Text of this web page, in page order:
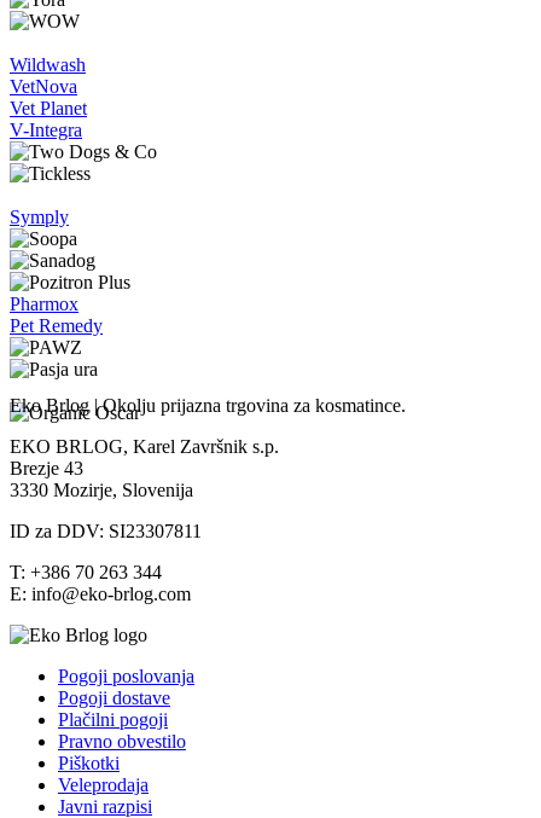
Wildwash
VetNova
Vet Planet
V-Integra
Symply
Pharmox
Pet Remedy
Eko Brlog | Okolju prijazna trgovina za kosmatince.
EKO BRLOG, Karel Završnik s.p.
Brezje 43
3330 Mozirje, Slovenija
ID za DDV: SI23307811
T: +386 70 263 344
E: info@eko-brlog.com
Pogoji poslovanja
Pogoji dostave
Plačilni pogoji
Pravno obvestilo
Piškotki
Veleprodaja
Javni razpisi